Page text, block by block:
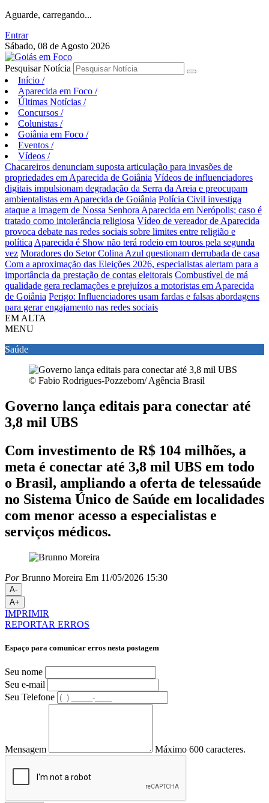
Aguarde, carregando...
Entrar
Sábado, 08 de Agosto 2026
Pesquisar Notícia
Início /
Aparecida em Foco /
Últimas Notícias /
Concursos /
Colunistas /
Goiânia em Foco /
Eventos /
Vídeos /
Chacareiros denunciam suposta articulação para invasões de
propriedades em Aparecida de Goiânia Vídeos de influenciadores
digitais impulsionam degradação da Serra da Areia e preocupam
ambientalistas em Aparecida de Goiânia Polícia Civil investiga
ataque a imagem de Nossa Senhora Aparecida em Nerópolis; caso é
tratado como intolerância religiosa Vídeo de vereador de Aparecida
provoca debate nas redes sociais sobre limites entre religião e
política Aparecida é Show não terá rodeio em touros pela segunda
vez Moradores do Setor Colina Azul questionam derrubada de casa
Com a aproximação das Eleições 2026, especialistas alertam para a
importância da prestação de contas eleitorais Combustível de má
qualidade gera reclamações e prejuízos a motoristas em Aparecida
de Goiânia Perigo: Influenciadores usam fardas e falsas abordagens
para gerar engajamento nas redes sociais
EM ALTA
MENU
Saúde
© Fabio Rodrigues-Pozzebom/ Agência Brasil
Governo lança editais para conectar até
3,8 mil UBS
Com investimento de R$ 104 milhões, a
meta é conectar até 3,8 mil UBS em todo
o Brasil, ampliando a oferta de telessaúde
no Sistema Único de Saúde em localidades
com menor acesso a especialistas e
serviços médicos.
PorBrunno Moreira Em 11/05/2026 15:30
A-
A+
IMPRIMIR
REPORTAR ERROS
Espaço para comunicar erros nesta postagem
Seu nome
Seu e-mail
Seu Telefone
Mensagem Máximo 600 caracteres.